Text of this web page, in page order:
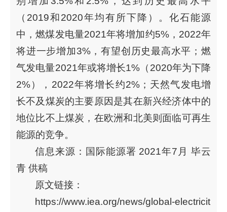
（2019和2020年均有所下降）。化石能源
中，燃煤发电量2021年将增加约5%，2022年
将进一步增加3%，有望创历史最高水平；燃
气发电量2021年或将增长1%（2020年为下降
2%），2022年将增长约2%；天然气发电增
长不及煤炭的主要原因是其在新兴经济体中的
地位比不上煤炭，在欧洲和北美则面临可再生
能源的竞争。
信息来源：国际能源署 2021年7月 毕云
青 供稿
原文链接：
https://www.iea.org/news/global-electricit